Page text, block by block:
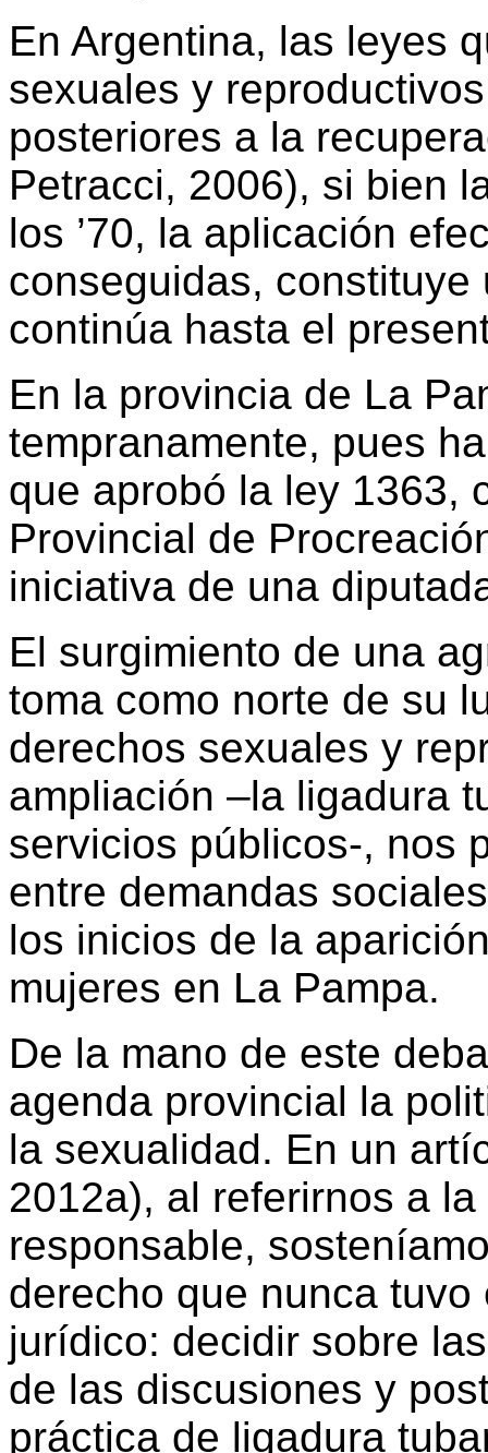
En Argentina, las leyes
sexuales y
posteriores a la
Petracci, 2006), si bien
los ’70, la aplicación
conseguidas,
continúa hasta el
En la provincia de La
tempranamente, pues
que aprobó la ley 1363,
Provincial de
iniciativa de una
El surgimiento de una
toma como norte de su
derechos sexuales y
ampliación –la ligadura
servicios públicos-, nos
entre demandas
los inicios de la
mujeres en La Pampa.
De la mano de este
agenda provincial la
la sexualidad. En un
2012a), al referirnos a
responsable,
derecho que nunca
jurídico: decidir sobre
de las discusiones y
práctica de ligadura